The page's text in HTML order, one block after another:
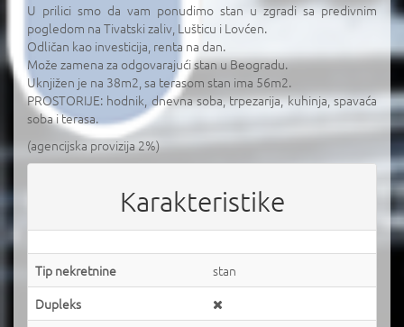
U prilici smo da vam ponudimo stan u zgradi sa predivnim
pogledom na Tivatski zaliv, Lušticu i Lovćen.
Odličan kao investicija, renta na dan.
Može zamena za odgovarajući stan u Beogradu.
Uknjižen je na 38m2, sa terasom stan ima 56m2.
PROSTORIJE: hodnik, dnevna soba, trpezarija, kuhinja, spavaća
soba i terasa.
(agencijska provizija 2%)
Karakteristike
Tip nekretnine
stan
Dupleks